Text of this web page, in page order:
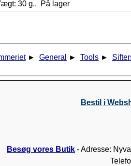
30 g., På lager
► General ► Tools ►
Bestil i
Besøg vores Butik - Adresse: